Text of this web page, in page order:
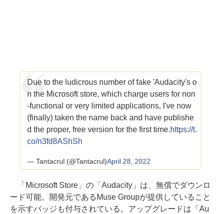
Due to the ludicrous number of fake 'Audacity's o
n the Microsoft store, which charge users for non
-functional or very limited applications, I've now
(finally) taken the name back and have publishe
d the proper, free version for the first time.https://t.
co/n3fd8AShSh
— Tantacrul (@Tantacrul)April 28, 2022
「Microsoft Store」の「Audacity」は、無償でダウンロ
ード可能。開発元であるMuse Groupが提供していること
を示すバッジも付与されている。アップグレードは「Au